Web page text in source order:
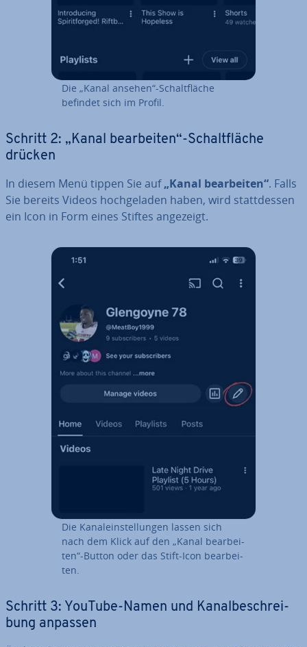
Die „Kanal ansehen“-Schalt­flä­che
befindet sich im Profil.
Schritt 2: „Kanal be­ar­bei­ten“-Schalt­flä­che
drücken
In diesem Menü tippen Sie auf„Kanal be­ar­bei­ten“. Falls
Sie bereits Videos hoch­ge­la­den haben, wird statt­des­sen
ein Icon in Form eines Stiftes angezeigt.
Die Ka­nal­ein­stel­lun­gen lassen sich
nach dem Klick auf den „Kanal be­ar­bei­
ten“-Button oder das Stift-Icon be­ar­bei­
ten.
Schritt 3: YouTube-Namen und Ka­nal­be­schrei­
bung anpassen